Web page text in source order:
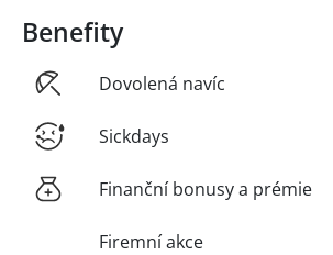
Benefity
Dovolená navíc
Sickdays
Finanční bonusy a prémie
Firemní akce